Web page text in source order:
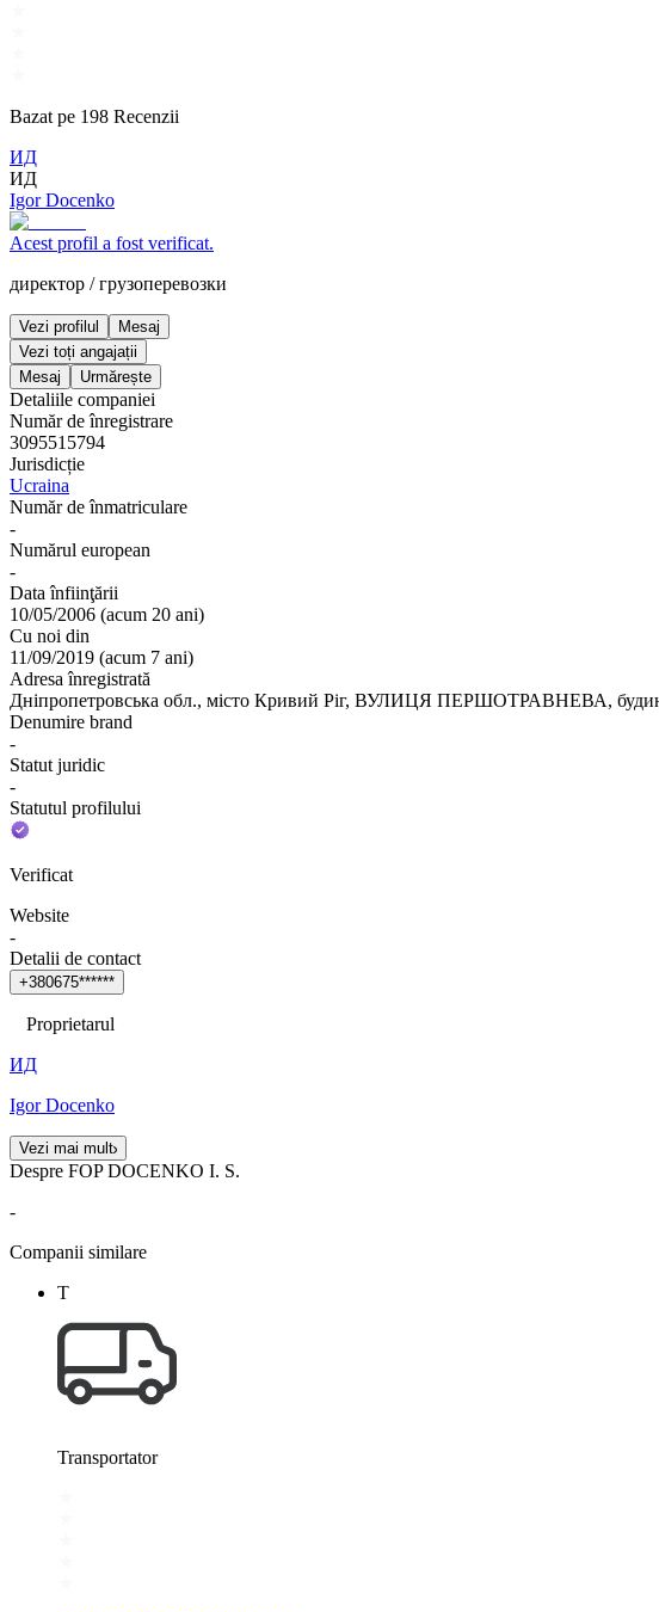
Bazat pe 198 Recenzii
ИД
ИД
Igor Docenko
Acest profil a fost verificat.
директор /грузоперевозки
Vezi profilul
Mesaj
Vezi toți angajații
Mesaj
Urmărește
Detaliile companiei
Număr de înregistrare
3095515794
Jurisdicție
Ucraina
Număr de înmatriculare
-
Numărul european
-
Data înfiinţării
10/05/2006 (acum 20 ani)
Cu noi din
11/09/2019 (acum 7 ani)
Adresa înregistrată
Дніпропетровська обл., місто Кривий Ріг, ВУЛИЦЯ ПЕРШОТРАВНЕВА,
Denumire brand
-
Statut juridic
-
Statutul profilului
Verificat
Website
-
Detalii de contact
+380675******
Proprietarul
ИД
Igor Docenko
Vezi mai mult
Despre FOP DOCENKO I. S.
-
Companii similare
Т
Transportator